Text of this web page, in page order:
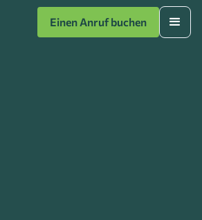
Einen Anruf buchen